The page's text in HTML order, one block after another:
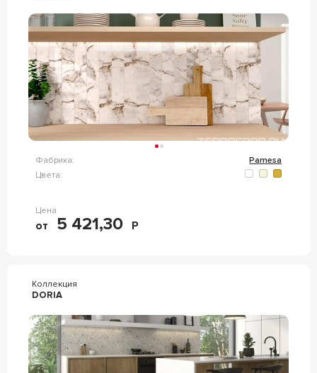
Фабрика:
Pamesa
Цвета:
Цена
от 5 421,30 Р
Коллекция
DORIA